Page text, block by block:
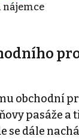
nájemce
obchodní
pasáže
se dále